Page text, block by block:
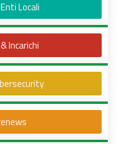
Locali
Incarichi